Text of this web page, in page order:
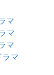
マ
マ
マ
ラマ